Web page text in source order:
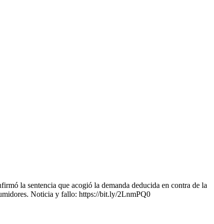
la sentencia que acogió la demanda deducida en contra de la
Noticia y fallo: https://bit.ly/2LnmPQ0